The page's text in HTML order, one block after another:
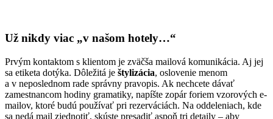
Už nikdy viac „v našom hotely…“
Prvým kontaktom s klientom je zväčša mailová komunikácia. Aj jej
sa etiketa dotýka. Dôležitá je štylizácia, oslovenie menom
a v neposlednom rade správny pravopis. Ak nechcete dávať
zamestnancom hodiny gramatiky, napíšte zopár foriem vzorových e-
mailov, ktoré budú používať pri rezerváciách. Na oddeleniach, kde
sa nedá mail zjednotiť, skúste presadiť aspoň tri detaily – aby